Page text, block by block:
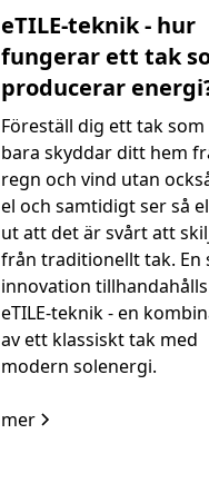
eTILE-teknik - hur
fungerar ett tak
producerar
Föreställ dig ett tak
bara skyddar ditt hem
regn och vind utan
el och samtidigt ser så
ut att det är svårt att
från traditionellt tak. En
innovation
eTILE-teknik - en
av ett klassiskt tak med
modern solenergi.
mer